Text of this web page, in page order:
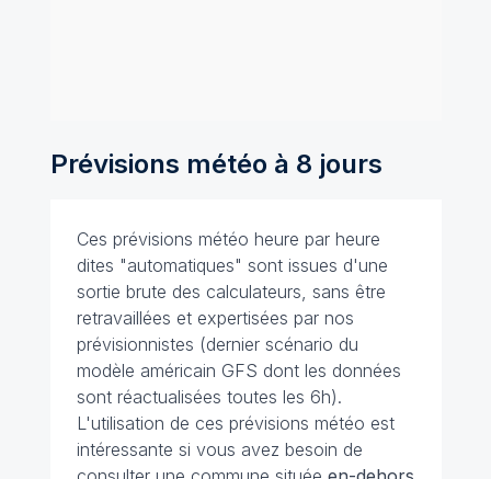
Prévisions météo à 8 jours
Ces prévisions météo heure par heure
dites "automatiques" sont issues d'une
sortie brute des calculateurs, sans être
retravaillées et expertisées par nos
prévisionnistes (dernier scénario du
modèle américain GFS dont les données
sont réactualisées toutes les 6h).
L'utilisation de ces prévisions météo est
intéressante si vous avez besoin de